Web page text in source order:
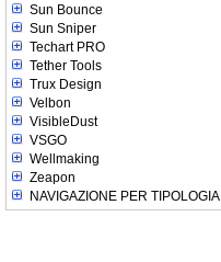
Sun Bounce
Sun Sniper
Techart PRO
Tether Tools
Trux Design
Velbon
VisibleDust
VSGO
Wellmaking
Zeapon
NAVIGAZIONE PER TIPOLOGIA